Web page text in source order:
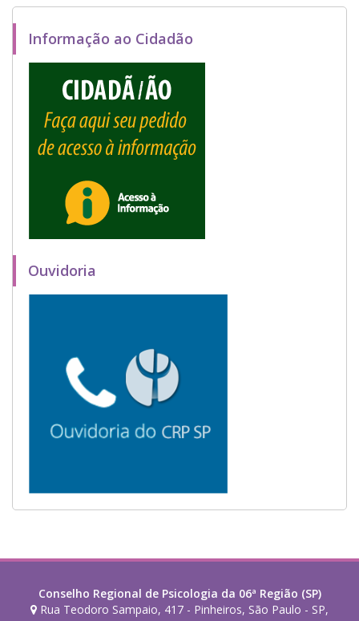
Informação ao Cidadão
Ouvidoria
Conselho Regional de Psicologia da 06ª Região (SP)
Rua Teodoro Sampaio, 417 - Pinheiros, São Paulo - SP,